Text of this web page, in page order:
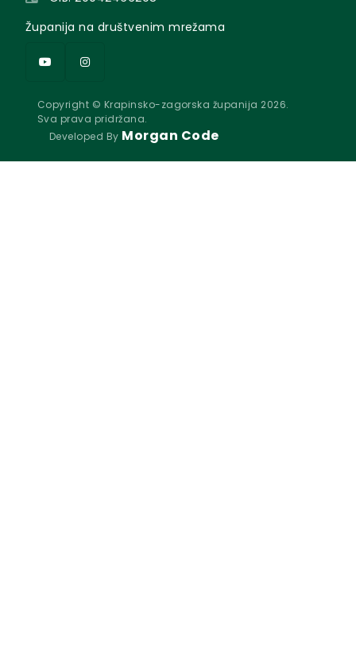
Županija na društvenim mrežama
Copyright © Krapinsko-zagorska županija 2026.
Sva prava pridržana.
Developed By Morgan Code